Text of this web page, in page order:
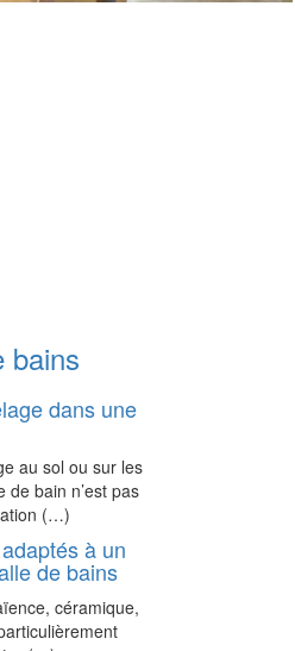
bains
dans une
au sol ou sur les
de bain n’est pas
(…)
à un
de bains
céramique,